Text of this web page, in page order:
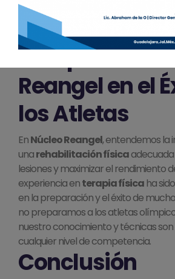
recuperación adecuada es vital para
éxito a largo plazo de atletas como
medallistas de tiro con arco.
El Impacto de
Reangel en el
los Atletas
EnNúcleo Reangel, entendemos la
unarehabilitación física
lesiones y maximizar el rendimiento
experiencia enterapia física ha
en la preparación y el éxito de
no preparamos a los atletas
nuestro conocimiento y técnicas
cualquier nivel de competencia.
Conclusión